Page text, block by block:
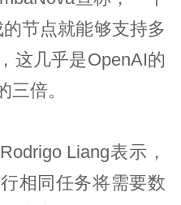
节点就能够支持多
这几乎是OpenAI的
三倍。
Liang表示，
相同任务将需要数